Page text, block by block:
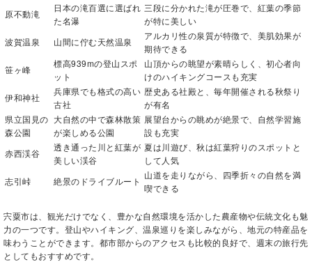
原不動滝
日本の滝百選に選ばれ
た名瀑
三段に分かれた滝が圧巻で、紅葉の季節
が特に美しい
波賀温泉
山間に佇む天然温泉
アルカリ性の泉質が特徴で、美肌効果が
期待できる
笹ヶ峰
標高939mの登山スポ
ット
山頂からの眺望が素晴らしく、初心者向
けのハイキングコースも充実
伊和神社
兵庫県でも格式の高い
古社
歴史ある社殿と、毎年開催される秋祭り
が有名
県立国見の
森公園
大自然の中で森林散策
が楽しめる公園
展望台からの眺めが絶景で、自然学習施
設も充実
赤西渓谷
透き通った川と紅葉が
美しい渓谷
夏は川遊び、秋は紅葉狩りのスポットと
して人気
志引峠
絶景のドライブルート
山道を走りながら、四季折々の自然を満
喫できる
宍粟市は、観光だけでなく、豊かな自然環境を活かした農産物や伝統文化も魅
力の一つです。登山やハイキング、温泉巡りを楽しみながら、地元の特産品を
味わうことができます。都市部からのアクセスも比較的良好で、週末の旅行先
としてもおすすめです。